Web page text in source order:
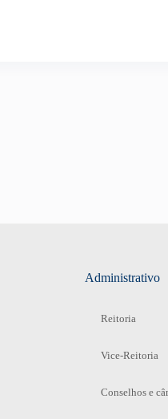
Administrativo
Reitoria
Vice-Reitoria
Conselhos e